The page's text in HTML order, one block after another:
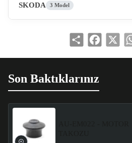
SKODA 3 Model
Share Facebook
Son Baktıklarınız